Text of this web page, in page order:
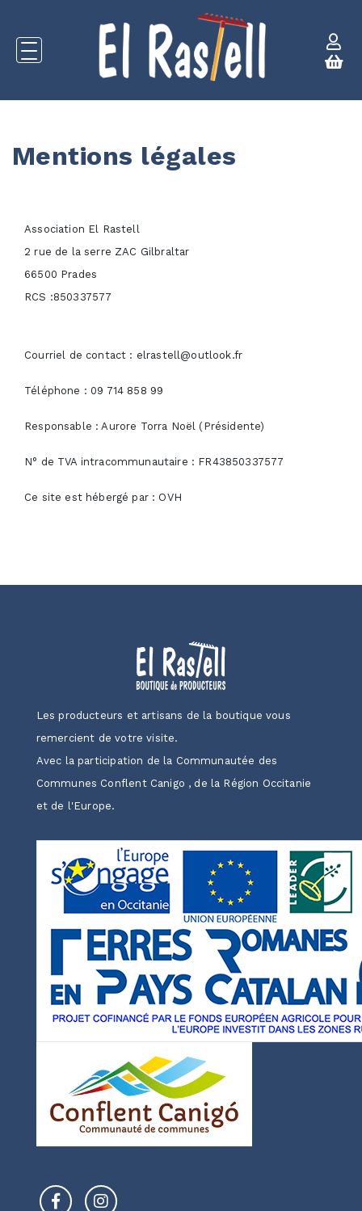
Mentions légales
Association El Rastell
2 rue de la serre ZAC Gilbraltar
66500 Prades
RCS :850337577
Courriel de contact : elrastell@outlook.fr
Téléphone : 09 714 858 99
Responsable : Aurore Torra Noël (Présidente)
N° de TVA intracommunautaire : FR43850337577
Ce site est hébergé par : OVH
Les producteurs et artisans de la boutique vous
remercient de votre visite.
Avec la participation de la Communautée des
Communes Conflent Canigo , de la Région Occitanie
et de l'Europe.